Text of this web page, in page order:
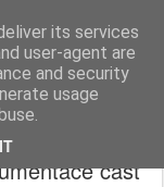
its services
user-agent are
and security
usage
část